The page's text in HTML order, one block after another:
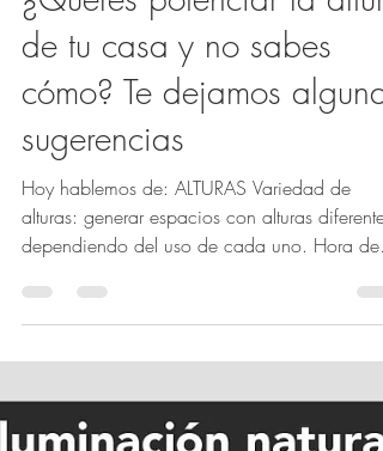
25 abr 2023
1 min de lectura
¿Queres potenciar la altura
de tu casa y no sabes
cómo? Te dejamos algunas
sugerencias
alturas: generar espacios con alturas diferentes
dependiendo del uso de cada uno. Hora de